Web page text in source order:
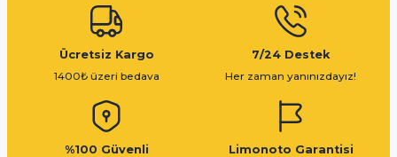
Ücretsiz Kargo
1400₺ üzeri bedava
7/24 Destek
Her zaman yanınızdayız!
%100 Güvenli
Limonoto Garantisi